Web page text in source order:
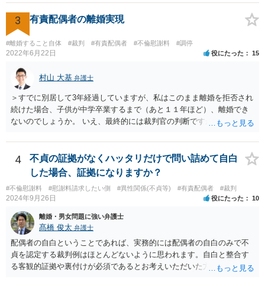
部の額を引いた額が婚姻費用として支払われることになることが多い
です。 また、離婚をする際の財産分与において考慮されることもあり
ます。 他方、旦那さんが住宅ローンを支払わなくなってしまう場合が
あります。 その場合に、ご質問者様が、その後もご自宅に住み続けた
い場合は、実質的にご質問者様が住宅ローンをお支払になる必要が出
て、強制的にご自宅が売却されてしまう可能性があるからです。 可能
であれば、婚姻費用の額、親権を取得するために現時点でしておくべ
きこと等も含め、お近くの弁護士に直接相談して、アドバイス等を求
めることをお勧めします。
3 有責配偶者の離婚実現
#離婚すること自体 #裁判 #有責配偶者 #不倫慰謝料 #調停
2022年6月22日 役にたった 15
村山 大基 弁護士
＞すでに別居して3年経過していますが、私はこのまま離婚を拒否され
続けた場合、子供が中学卒業するまで（あと１１年ほど）、離婚でき
ないのでしょうか。 いえ、最終的には裁判官の判断ですが、現時点で
に離婚できない、ということもないと思います。 すでに依頼されてい
るということですし、例えば離婚後の養育費額について譲歩するなど
離婚の条件含めて、考えておられる通り打診してみると良いと思いま
す。 また、調停で第三者を介して再度協議してみる、ということも考
えられます。
4
不貞の証拠がなくハッタリだけで問い詰めて自白
した場合、証拠になりますか？
#不倫慰謝料 #慰謝料請求したい側 #異性関係(不貞等) #有責配偶者 #裁判
2024年9月26日 役にたった 10
離婚・男女問題に強い弁護士
髙橋 俊太 弁護士
配偶者の自白ということであれば、実務的には配偶者の自白のみで不
貞を認定する裁判例はほとんどないように思われます。自白と整合す
る客観的証拠や裏付けが必須であるとお考えいただいた方がよいでし